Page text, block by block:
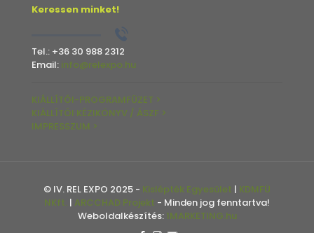
Keressen minket!
Tel.: +36 30 988 2312
Email: info@relexpo.hu
KIÁLLÍTÓI-PROGRAMFÜZET >
KIÁLLÍTÓI KÉZIKÖNYV / ÁSZF >
IMPRESSZUM >
© IV. REL EXPO 2025 - Kislépték Egyesület | KDMFÜ
NKft. | ARCCHAD Projekt - Minden jog fenntartva!
Weboldalkészítés: 1MARKETING.hu